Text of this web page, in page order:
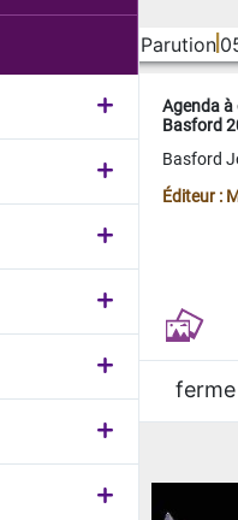
Parution
Agenda
Basford
Basford
Éditeur :
ferme